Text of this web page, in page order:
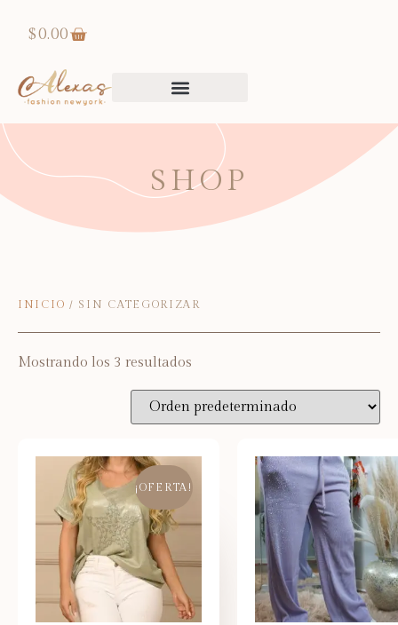
$0.00
SHOP
INICIO / SIN CATEGORIZAR
Mostrando los 3 resultados
¡OFERTA!